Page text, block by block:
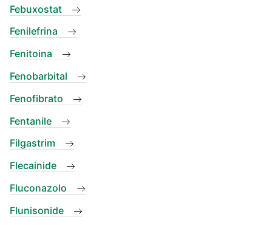
Febuxostat
Fenilefrina
Fenitoina
Fenobarbital
Fenofibrato
Fentanile
Filgastrim
Flecainide
Fluconazolo
Flunisonide